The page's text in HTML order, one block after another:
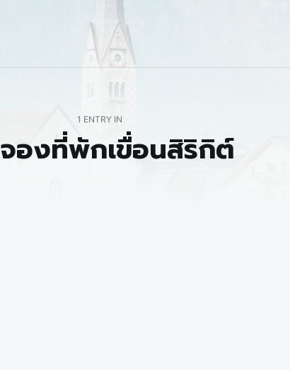
1 ENTRY IN
จองที่พักเขื่อนสิริกิต์